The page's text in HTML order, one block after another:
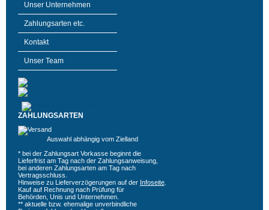
Unser Unternehmen
Zahlungsarten etc.
Kontakt
Unser Team
ZAHLUNGSARTEN
Auswahl abhängig vom Zielland
* bei der Zahlungsart Vorkasse beginnt die
Lieferfrist am Tag nach der Zahlungsanweisung,
bei anderen Zahlungsarten am Tag nach
Vertragsschluss.
Hinweise zu Lieferverzögerungen auf der Infoseite
Kauf auf Rechnung nach Prüfung für
Behörden, Unis und Unternehmen.
** aktuelle bzw. ehemalige unverbindliche